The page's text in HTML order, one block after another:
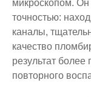
микроскопом. Он
точностью:
каналы,
качество
результат
повторного